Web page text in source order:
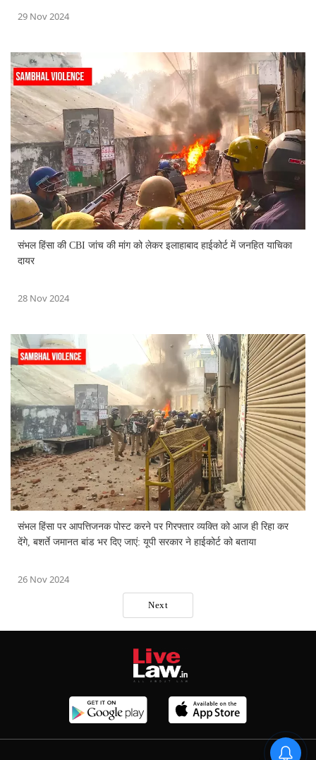
29 Nov 2024
संभल हिंसा की CBI जांच की मांग को लेकर इलाहाबाद हाईकोर्ट में जनहित याचिका
दायर
28 Nov 2024
संभल हिंसा पर आपत्तिजनक पोस्ट करने पर गिरफ्तार व्यक्ति को आज ही रिहा कर
देंगे, बशर्ते जमानत बांड भर दिए जाएं: यूपी सरकार ने हाईकोर्ट को बताया
26 Nov 2024
Next